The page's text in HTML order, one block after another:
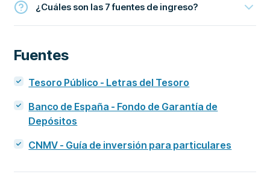
¿Cuáles son las 7 fuentes de ingreso?
Fuentes
Tesoro Público - Letras del Tesoro
Banco de España - Fondo de Garantía de
Depósitos
CNMV - Guía de inversión para particulares